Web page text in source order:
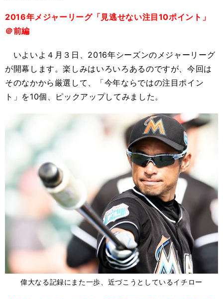
2016年メジャーリーグ「見逃せない注目10ポイント」
＠前編
いよいよ４月３日、2016年シーズンのメジャーリーグ
が開幕します。楽しみはいろいろあるのですが、今回は
そのなかから厳選して、「今年ならではの注目ポイン
ト」を10個、ピックアップしてみました。
偉大なる記録にまた一歩、近づこうとしているイチロー